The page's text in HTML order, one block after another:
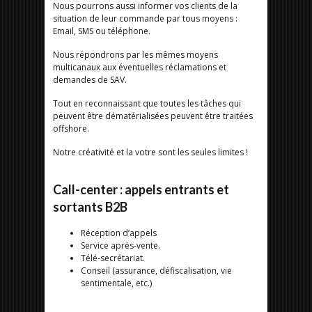
Nous pourrons aussi informer vos clients de la
situation de leur commande par tous moyens :
Email, SMS ou téléphone.
Nous répondrons par les mêmes moyens
multicanaux aux éventuelles réclamations et
demandes de SAV.
Tout en reconnaissant que toutes les tâches qui
peuvent être dématérialisées peuvent être traitées
offshore.
Notre créativité et la votre sont les seules limites !
Call-center : appels entrants et
sortants B2B
Réception d’appels
Service après-vente.
Télé-secrétariat.
Conseil (assurance, défiscalisation, vie
sentimentale, etc.)